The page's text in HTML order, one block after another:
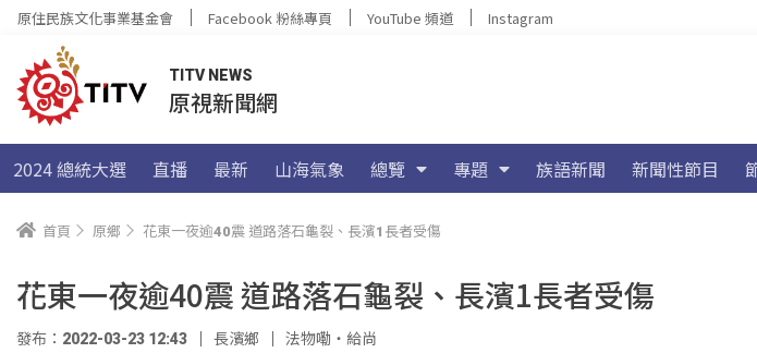
原住民族文化事業基金會 Facebook 粉絲專頁 YouTube 頻道 Instagram
TITV NEWS
原視新聞網
2024 總統大選 直播 最新 山海氣象 總覽 專題 族語新聞 新聞性節目
首頁 原鄉 花東一夜逾40震 道路落石龜裂、長濱1長者受傷
花東一夜逾40震 道路落石龜裂、長濱1長者受傷
發布：2022-03-23 12:43 長濱鄉 法物嘞‧給尚